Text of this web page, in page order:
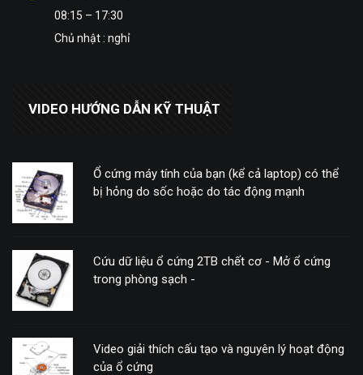
08:15 – 17:30
Chủ nhật : nghỉ
VIDEO HƯỚNG DẪN KỸ THUẬT
Ổ cứng máy tính của bạn (kể cả laptop) có thể
bị hỏng do sốc hoặc do tác động mạnh
Cứu dữ liệu ổ cứng 2TB chết cơ - Mở ổ cứng
trong phòng sạch -
Video giải thích cấu tạo và nguyên lý hoạt động
của ổ cứng